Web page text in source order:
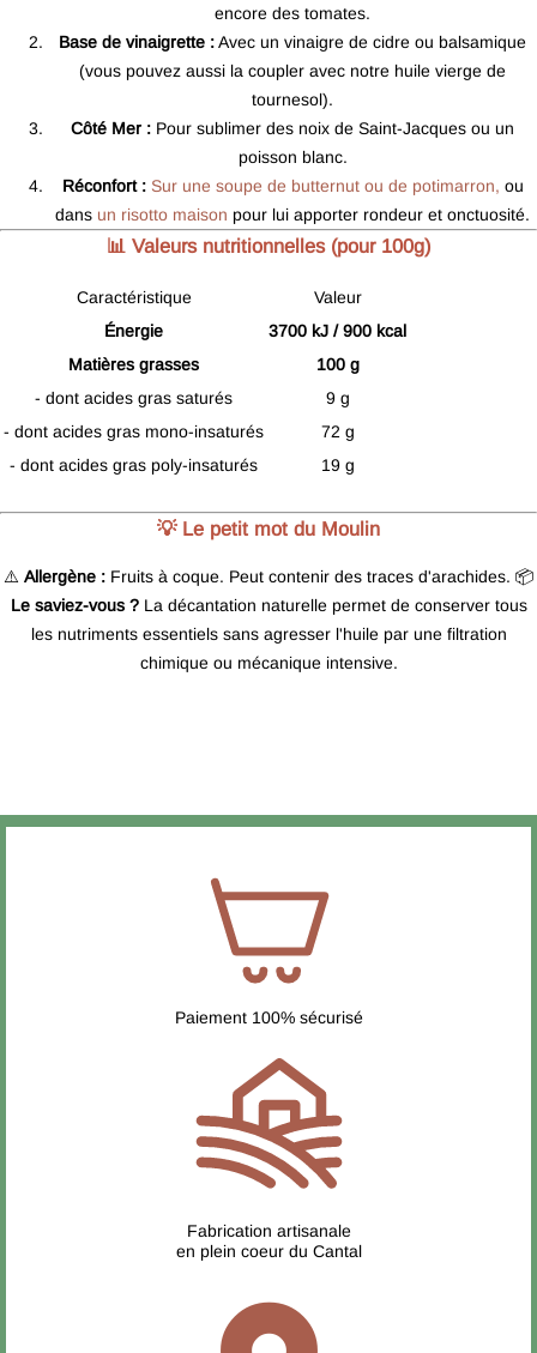
encore des tomates.
Base de vinaigrette :Avec un vinaigre de cidre ou balsamique
(vous pouvez aussi la coupler avec notre huile vierge de
tournesol).
Côté Mer : Pour sublimer des noix de Saint-Jacques ou un
poisson blanc.
Réconfort : Sur une soupe de butternut ou de potimarron, ou
dans un risotto maison pour lui apporter rondeur et onctuosité.
📊 Valeurs nutritionnelles (pour 100g)
Caractéristique
Valeur
Énergie
3700 kJ / 900 kcal
Matières grasses
100 g
- dont acides gras saturés
9 g
- dont acides gras mono-insaturés
72 g
- dont acides gras poly-insaturés
19 g
💡 Le petit mot du Moulin
⚠️ Allergène : Fruits à coque. Peut contenir des traces d'arachides. 📦
Le saviez-vous ?La décantation naturelle permet de conserver tous
les nutriments essentiels sans agresser l'huile par une filtration
chimique ou mécanique intensive.
Paiement 100% sécurisé
Fabrication artisanale
en plein coeur du Cantal